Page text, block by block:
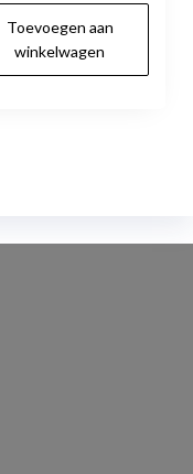
was:
€169.00.
Toevoegen aan
winkelwagen